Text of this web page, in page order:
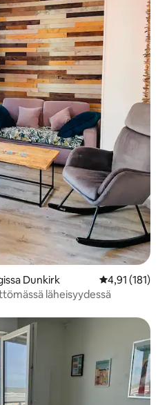
Dunkirk
4,91 (181)
läheisyydessä